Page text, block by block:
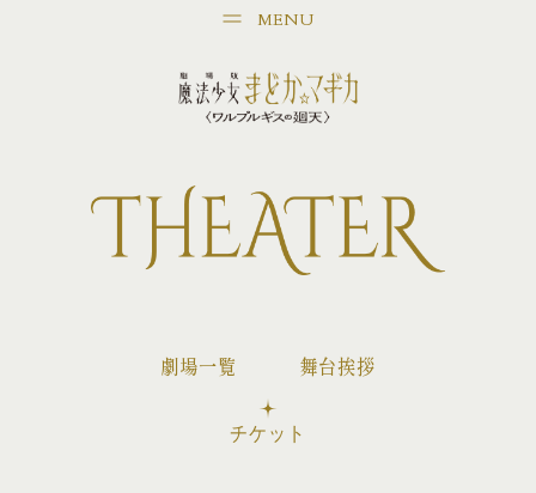
MENU
劇場一覧 舞台挨拶
チケット